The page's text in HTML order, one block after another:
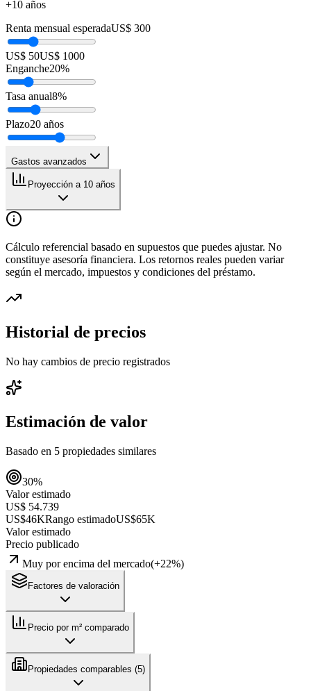
+10 años
Renta mensual esperadaUS$ 300
US$ 50US$ 1000
Enganche20%
Tasa anual8%
Plazo20 años
Gastos avanzados
Proyección a 10 años
Cálculo referencial basado en supuestos que puedes ajustar. No
constituye asesoría financiera. Los retornos reales pueden variar
según el mercado, impuestos y condiciones del préstamo.
Historial de precios
No hay cambios de precio registrados
Estimación de valor
Basado en 5 propiedades similares
30%
Valor estimado
US$ 54.739
US$46KRango estimadoUS$65K
Valor estimado
Precio publicado
Muy por encima del mercado(+22%)
Factores de valoración
Precio por m² comparado
Propiedades comparables (5)